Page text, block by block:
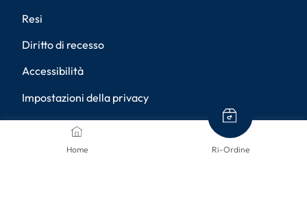
Home Ri-Ordine
Resi
Diritto di recesso
Accessibilità
Impostazioni della privacy
METODI DI PAGAMENTO